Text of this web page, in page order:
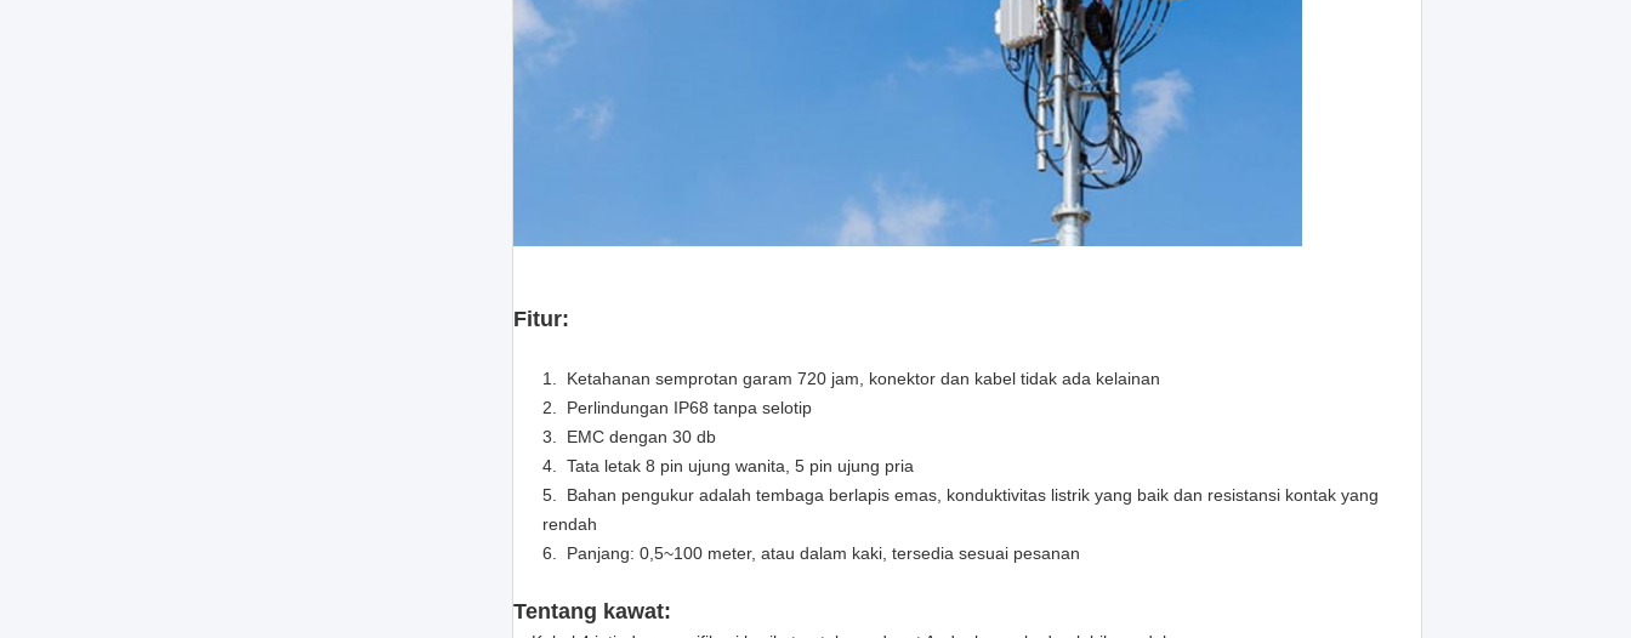
Fitur:
1. Ketahanan semprotan garam 720 jam, konektor dan kabel tidak ada kelainan
2. Perlindungan IP68 tanpa selotip
3. EMC dengan 30 db
4. Tata letak 8 pin ujung wanita, 5 pin ujung pria
5. Bahan pengukur adalah tembaga berlapis emas, konduktivitas listrik yang baik dan resistansi kontak yang
rendah
6. Panjang: 0,5~100 meter, atau dalam kaki, tersedia sesuai pesanan
Tentang kawat: